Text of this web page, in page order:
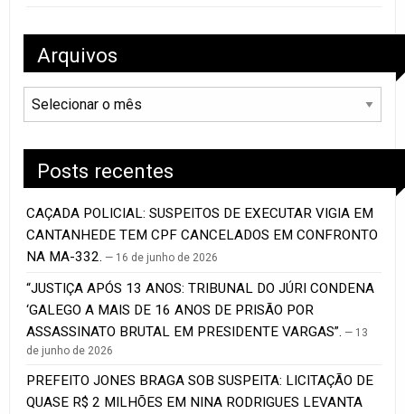
Arquivos
Arquivos
Posts recentes
CAÇADA POLICIAL: SUSPEITOS DE EXECUTAR VIGIA EM
CANTANHEDE TEM CPF CANCELADOS EM CONFRONTO
NA MA-332.
16 de junho de 2026
“JUSTIÇA APÓS 13 ANOS: TRIBUNAL DO JÚRI CONDENA
‘GALEGO A MAIS DE 16 ANOS DE PRISÃO POR
ASSASSINATO BRUTAL EM PRESIDENTE VARGAS”.
13
de junho de 2026
PREFEITO JONES BRAGA SOB SUSPEITA: LICITAÇÃO DE
QUASE R$ 2 MILHÕES EM NINA RODRIGUES LEVANTA